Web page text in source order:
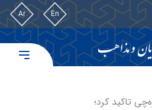
En
Ar
تاکید کرد؛